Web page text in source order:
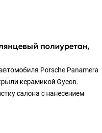
полиуретан,
Porsche Panamera
керамикой Gyeon.
салона с нанесением